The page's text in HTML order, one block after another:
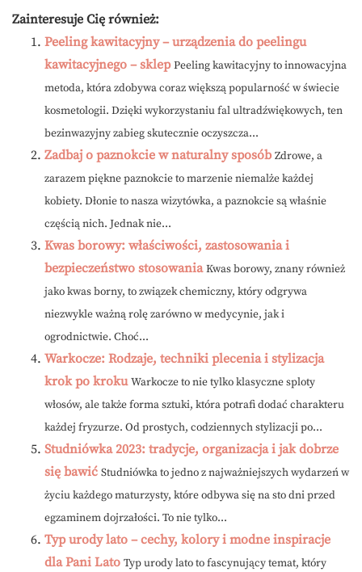
Zainteresuje Cię również:
Peeling kawitacyjny – urządzenia do peelingu
kawitacyjnego – sklep Peeling kawitacyjny to innowacyjna
metoda, która zdobywa coraz większą popularność w świecie
kosmetologii. Dzięki wykorzystaniu fal ultradźwiękowych, ten
bezinwazyjny zabieg skutecznie oczyszcza...
Zadbaj o paznokcie w naturalny sposób Zdrowe, a
zarazem piękne paznokcie to marzenie niemalże każdej
kobiety. Dłonie to nasza wizytówka, a paznokcie są właśnie
częścią nich. Jednak nie...
Kwas borowy: właściwości, zastosowania i
bezpieczeństwo stosowania Kwas borowy, znany również
jako kwas borny, to związek chemiczny, który odgrywa
niezwykle ważną rolę zarówno w medycynie, jak i
ogrodnictwie. Choć...
Warkocze: Rodzaje, techniki plecenia i stylizacja
krok po kroku Warkocze to nie tylko klasyczne sploty
włosów, ale także forma sztuki, która potrafi dodać charakteru
każdej fryzurze. Od prostych, codziennych stylizacji po...
Studniówka 2023: tradycje, organizacja i jak dobrze
się bawić Studniówka to jedno z najważniejszych wydarzeń w
życiu każdego maturzysty, które odbywa się na sto dni przed
egzaminem dojrzałości. To nie tylko...
Typ urody lato – cechy, kolory i modne inspiracje
dla Pani Lato Typ urody lato to fascynujący temat, który